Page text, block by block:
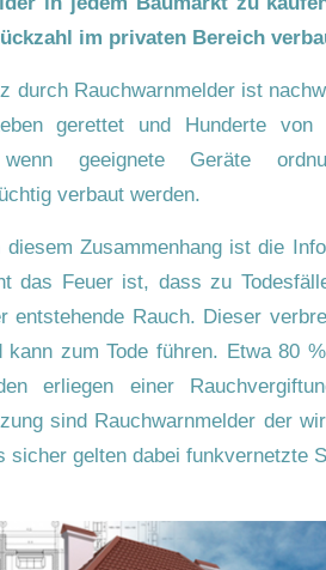
im privaten Bereich
durch Rauchwarnmelder ist
gerettet und Hunderte von
geeignete Geräte
verbaut werden.
Zusammenhang ist die
das Feuer ist, dass zu
entstehende Rauch. Dieser
kann zum Tode führen. Etwa 80
erliegen einer
sind Rauchwarnmelder der
sicher gelten dabei funkvernetzte